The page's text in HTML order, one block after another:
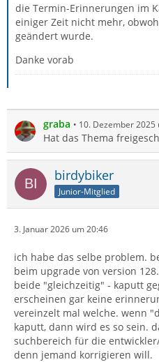
die Termin-Erinnerungen im
einiger Zeit nicht mehr,
geändert wurde.
Danke vorab
graba 10. Dezember 2025
Hat das Thema
birdybiker
Junior-Mitglied
3. Januar 2026 um 20:46
ich habe das selbe problem.
beim upgrade von version
beide "gleichzeitig" - kaputt
erscheinen gar keine
vereinzelt mal welche. wenn
kaputt, dann wird es so sein.
suchbereich für die
denn jemand korrigieren will.